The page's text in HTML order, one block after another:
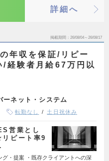
詳細へ
掲載期間 26/08/04～26/08/17
年収を保証/リピー
/経験者月給67万円以
ーネット・システム
転勤なし 土日祝休み
営業とし
ピート率9
グ・提案 ・既存クライアントへの深